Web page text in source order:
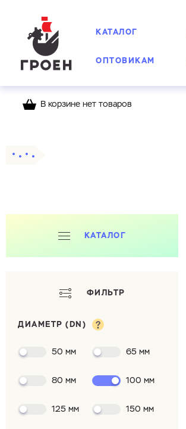
КАТАЛОГ
ОПТОВИКАМ
В корзине нет товаров
КАТАЛОГ
ФИЛЬТР
ДИАМЕТР (DN)
50 мм 65 мм
80 мм 100 мм
125 мм 150 мм